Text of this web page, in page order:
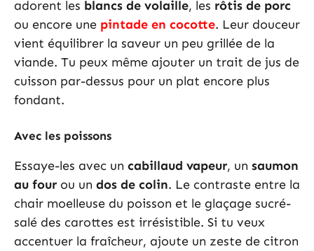
adorent les blancs de volaille, les rôtis de porc
ou encore une pintade en cocotte. Leur douceur
vient équilibrer la saveur un peu grillée de la
viande. Tu peux même ajouter un trait de jus de
cuisson par-dessus pour un plat encore plus
fondant.
Avec les poissons
Essaye-les avec un cabillaud vapeur, un saumon
au four ou un dos de colin. Le contraste entre la
chair moelleuse du poisson et le glaçage sucré-
salé des carottes est irrésistible. Si tu veux
accentuer la fraîcheur, ajoute un zeste de citron